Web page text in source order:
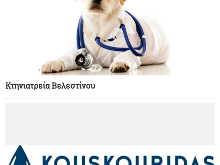
Κτηνιατρεία Βελεστίνου